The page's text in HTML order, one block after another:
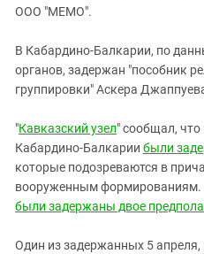
Дагестан
Ингушетия
Кабардино-Балкария
Калмыкия
Карачаево-Черкесия
Краснодарский край
Нагорный Карабах
Российская Федерация
ООО "МЕМО".
В Кабардино-Балкарии, по
органов, задержан "пособник
группировки" Аскера
"Кавказский узел" сообщал, что
Кабардино-Балкарии были
которые подозреваются в
вооруженным формированиям.
были задержаны двое
Один из задержанных 5